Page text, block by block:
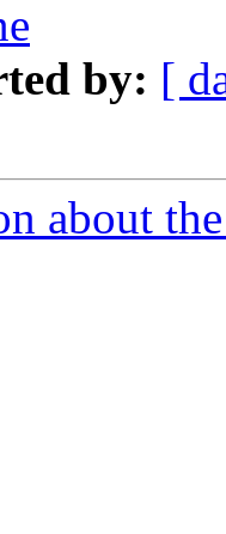
by: [
about